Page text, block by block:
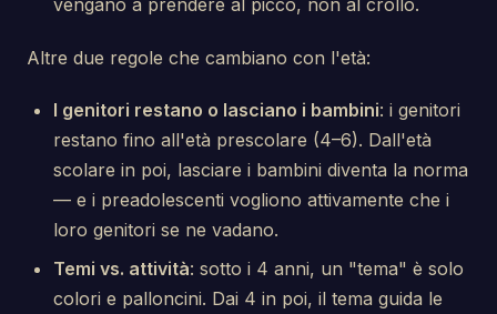
vengano a prendere al picco, non al crollo.
Altre due regole che cambiano con l'età:
I genitori restano o lasciano i bambini: i genitori
restano fino all'età prescolare (4–6). Dall'età
scolare in poi, lasciare i bambini diventa la norma
— e i preadolescenti vogliono attivamente che i
loro genitori se ne vadano.
Temi vs. attività: sotto i 4 anni, un "tema" è solo
colori e palloncini. Dai 4 in poi, il tema guida le